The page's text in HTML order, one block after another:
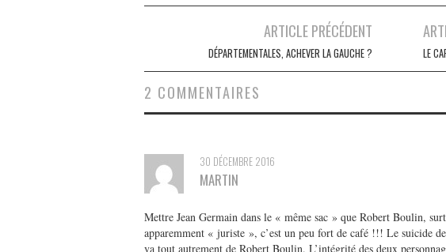
navigation
ARTICLE PRÉCÉDENT
DÉPARTEMENTALES, ACHEVER LA GAUCHE ? LE
2 COMMENTAIRES
30 DÉCEMBRE 2016
MARTIN
Mettre Jean Germain dans le « même sac » que Robert Boulin,
apparemment « juriste », c’est un peu fort de café !!! Le suicide
va tout autrement de Robert Boulin. L’intégrité des deux